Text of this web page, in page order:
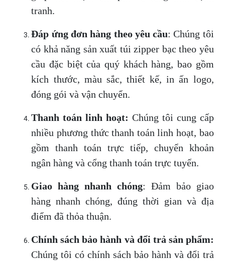
tranh.
Đáp ứng đơn hàng theo yêu cầu: Chúng tôi
có khả năng sản xuất túi zipper bạc theo yêu
cầu đặc biệt của quý khách hàng, bao gồm
kích thước, màu sắc, thiết kế, in ấn logo,
đóng gói và vận chuyển.
Thanh toán linh hoạt: Chúng tôi cung cấp
nhiều phương thức thanh toán linh hoạt, bao
gồm thanh toán trực tiếp, chuyển khoản
ngân hàng và cổng thanh toán trực tuyến.
Giao hàng nhanh chóng: Đảm bảo giao
hàng nhanh chóng, đúng thời gian và địa
điểm đã thỏa thuận.
Chính sách bảo hành và đổi trả sản phẩm:
Chúng tôi có chính sách bảo hành và đổi trả